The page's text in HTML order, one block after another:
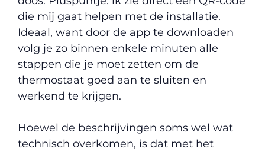
die mij gaat helpen met de installatie.
Ideaal, want door de app te downloaden
volg je zo binnen enkele minuten alle
stappen die je moet zetten om de
thermostaat goed aan te sluiten en
werkend te krijgen.
Hoewel de beschrijvingen soms wel wat
technisch overkomen, is dat met het